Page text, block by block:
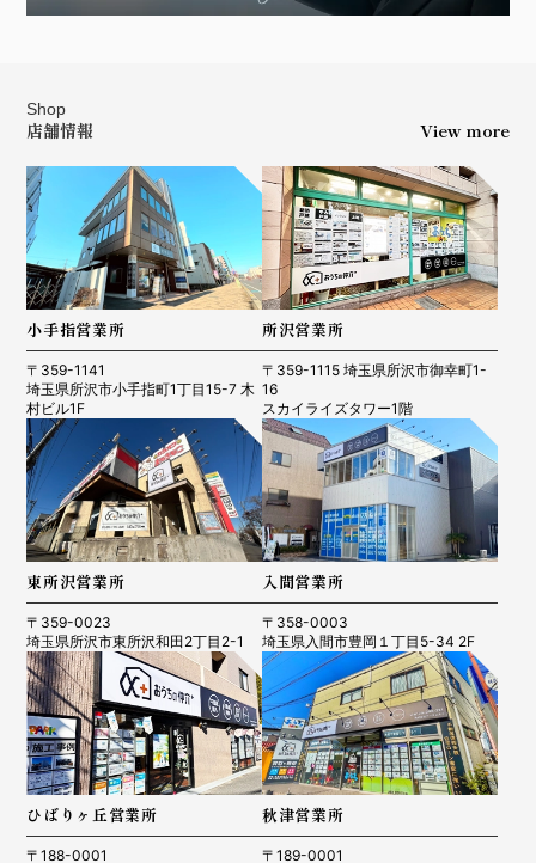
Shop
店舗情報 View more
小手指営業所
〒359-1141
埼玉県所沢市小手指町1丁目15-7 木
村ビル1F
所沢営業所
〒359-1115 埼玉県所沢市御幸町1-
16
スカイライズタワー1階
東所沢営業所
〒359-0023
埼玉県所沢市東所沢和田2丁目2-1
入間営業所
〒358-0003
埼玉県入間市豊岡１丁目5-34 2F
ひばりヶ丘営業所
〒188-0001
秋津営業所
〒189-0001